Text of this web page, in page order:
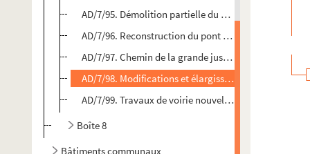
AD/7/95. Démolition partielle du pont sur l'Escaut en
AD/7/96. Reconstruction du pont du boulevard Dupleix
AD/7/97. Chemin de la grande justice - rectification,
AD/7/98. Modifications et élargissement des routes
AD/7/99. Travaux de voirie nouvelle - lot n°2 -
Boîte 8
Bâtiments communaux